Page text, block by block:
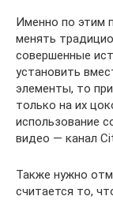
Именно по этим
менять
совершенные
установить
элементы, то
только на их
использование
видео — канал
Также нужно
считается то,